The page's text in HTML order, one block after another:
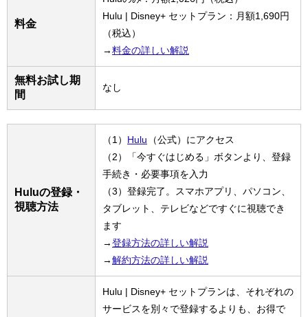
料金
Hulu | Disney+ セットプラン：月額1,690円
（税込）
→料金の詳しい解説
無料お試し期
間
なし
Huluの登録・
視聴方法
（1） Hulu
（公式）にアクセス
（2）「今すぐはじめる」ボタンより、登録
手続き・必要事項を入力
（3）登録完了。スマホアプリ、パソコン、
タブレット、テレビなどですぐに視聴でき
ます
→登録方法の詳しい解説
→解約方法の詳しい解説
Hulu | Disney+ セットプランは、それぞれの
サービスを別々で登録するよりも、お得で